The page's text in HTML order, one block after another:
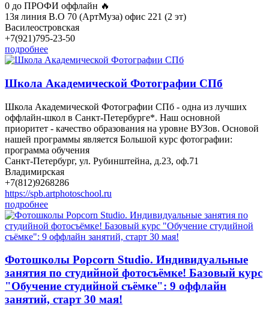
0 до ПРОФИ оффлайн 🔥
13я линия В.О 70 (АртМуза) офис 221 (2 эт)
Василеостровская
+7(921)795-23-50
подробнее
Школа Академической Фотографии СПб
Школа Академической Фотографии СПб - одна из лучших
оффлайн-школ в Санкт-Петербурге*. Наш основной
приоритет - качество образования на уровне ВУЗов. Основой
нашей программы является Большой курс фотографии:
программа обучения
Санкт-Петербург, ул. Рубинштейна, д.23, оф.71
Владимирская
+7(812)9268286
https://spb.artphotoschool.ru
подробнее
Фотошколы Popcorn Studio. Индивидуальные
занятия по студийной фотосъёмке! Базовый курс
"Обучение студийной съёмке": 9 оффлайн
занятий, старт 30 мая!